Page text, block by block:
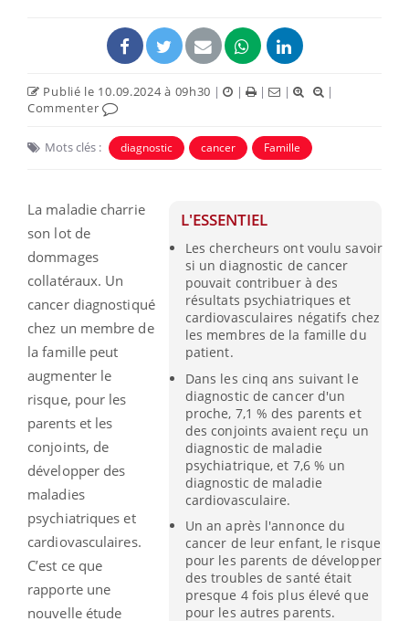
Publié le 10.09.2024 à 09h30 | | | |
|
Commenter
Mots clés : diagnostic cancer Famille
L'ESSENTIEL
Les chercheurs ont voulu savoir
si un diagnostic de cancer
pouvait contribuer à des
résultats psychiatriques et
cardiovasculaires négatifs chez
les membres de la famille du
patient.
Dans les cinq ans suivant le
diagnostic de cancer d'un
proche, 7,1 % des parents et
des conjoints avaient reçu un
diagnostic de maladie
psychiatrique, et 7,6 % un
diagnostic de maladie
cardiovasculaire.
Un an après l'annonce du
cancer de leur enfant, le risque
pour les parents de développer
des troubles de santé était
presque 4 fois plus élevé que
pour les autres parents.
La maladie charrie
son lot de
dommages
collatéraux. Un
cancer diagnostiqué
chez un membre de
la famille peut
augmenter le
risque, pour les
parents et les
conjoints, de
développer des
maladies
psychiatriques et
cardiovasculaires.
C’est ce que
rapporte une
nouvelle étude